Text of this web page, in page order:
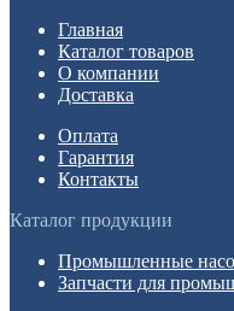
Главная
Каталог товаров
О компании
Доставка
Оплата
Гарантия
Контакты
Каталог продукции
Промышленные
Запчасти для